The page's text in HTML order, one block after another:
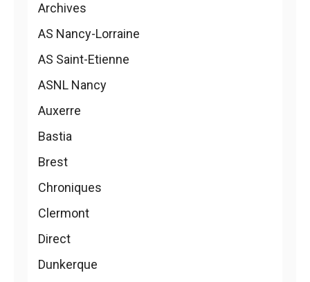
Archives
AS Nancy-Lorraine
AS Saint-Etienne
ASNL Nancy
Auxerre
Bastia
Brest
Chroniques
Clermont
Direct
Dunkerque